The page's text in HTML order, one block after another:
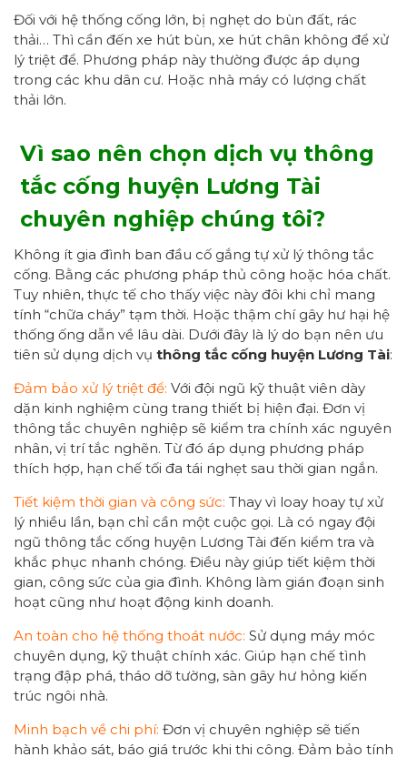
Đối với hệ thống cống lớn, bị nghẹt do bùn đất, rác
thải… Thì cần đến xe hút bùn, xe hút chân không để xử
lý triệt để. Phương pháp này thường được áp dụng
trong các khu dân cư. Hoặc nhà máy có lượng chất
thải lớn.
Vì sao nên chọn dịch vụ thông
tắc cống huyện Lương Tài
chuyên nghiệp chúng tôi?
Không ít gia đình ban đầu cố gắng tự xử lý thông tắc
cống. Bằng các phương pháp thủ công hoặc hóa chất.
Tuy nhiên, thực tế cho thấy việc này đôi khi chỉ mang
tính “chữa cháy” tạm thời. Hoặc thậm chí gây hư hại hệ
thống ống dẫn về lâu dài. Dưới đây là lý do bạn nên ưu
tiên sử dụng dịch vụ thông tắc cống huyện Lương Tài:
Đảm bảo xử lý triệt để: Với đội ngũ kỹ thuật viên dày
dặn kinh nghiệm cùng trang thiết bị hiện đại. Đơn vị
thông tắc chuyên nghiệp sẽ kiểm tra chính xác nguyên
nhân, vị trí tắc nghẽn. Từ đó áp dụng phương pháp
thích hợp, hạn chế tối đa tái nghẹt sau thời gian ngắn.
Tiết kiệm thời gian và công sức: Thay vì loay hoay tự xử
lý nhiều lần, bạn chỉ cần một cuộc gọi. Là có ngay đội
ngũ thông tắc cống huyện Lương Tài đến kiểm tra và
khắc phục nhanh chóng. Điều này giúp tiết kiệm thời
gian, công sức của gia đình. Không làm gián đoạn sinh
hoạt cũng như hoạt động kinh doanh.
An toàn cho hệ thống thoát nước: Sử dụng máy móc
chuyên dụng, kỹ thuật chính xác. Giúp hạn chế tình
trạng đập phá, tháo dỡ tường, sàn gây hư hỏng kiến
trúc ngôi nhà.
Minh bạch về chi phí: Đơn vị chuyên nghiệp sẽ tiến
hành khảo sát, báo giá trước khi thi công. Đảm bảo tính